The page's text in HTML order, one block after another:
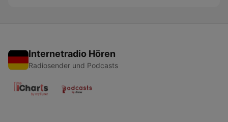
Internetradio Hören
Radiosender und Podcasts